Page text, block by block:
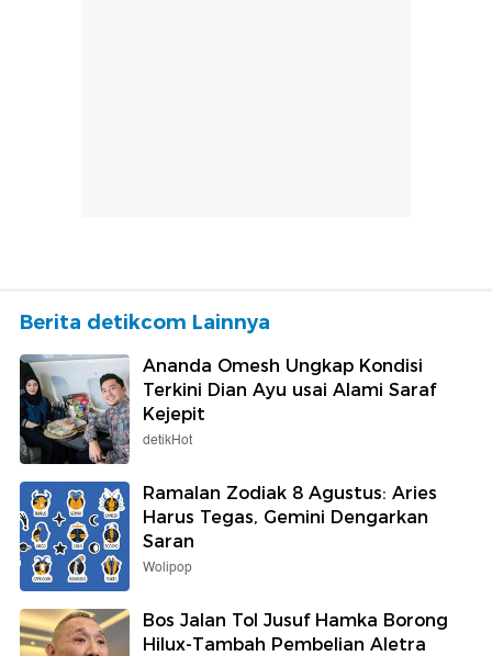
Berita detikcom Lainnya
Ananda Omesh Ungkap Kondisi
Terkini Dian Ayu usai Alami Saraf
Kejepit
detikHot
Ramalan Zodiak 8 Agustus: Aries
Harus Tegas, Gemini Dengarkan
Saran
Wolipop
Bos Jalan Tol Jusuf Hamka Borong
Hilux-Tambah Pembelian Aletra